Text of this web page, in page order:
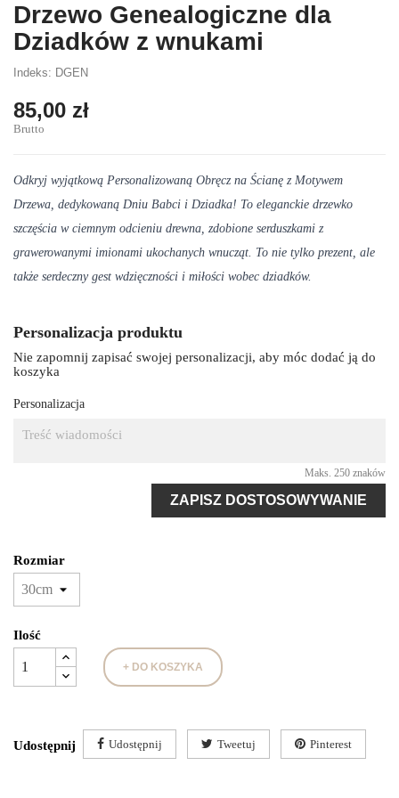
Drzewo Genealogiczne dla
Dziadków z wnukami
Indeks: DGEN
85,00 zł
Brutto
Odkryj wyjątkową Personalizowaną Obręcz na Ścianę z Motywem
Drzewa, dedykowaną Dniu Babci i Dziadka! To eleganckie drzewko
szczęścia w ciemnym odcieniu drewna, zdobione serduszkami z
grawerowanymi imionami ukochanych wnucząt. To nie tylko prezent, ale
także serdeczny gest wdzięczności i miłości wobec dziadków.
Personalizacja produktu
Nie zapomnij zapisać swojej personalizacji, aby móc dodać ją do
koszyka
Personalizacja
Maks. 250 znaków
ZAPISZ DOSTOSOWYWANIE
Rozmiar
Ilość
+ DO KOSZYKA
Udostępnij Udostępnij Tweetuj Pinterest